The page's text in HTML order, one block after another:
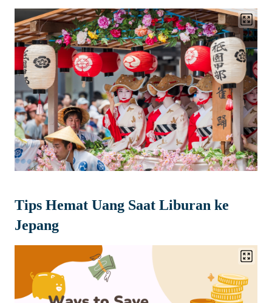
Tips Hemat Uang Saat Liburan ke
Jepang